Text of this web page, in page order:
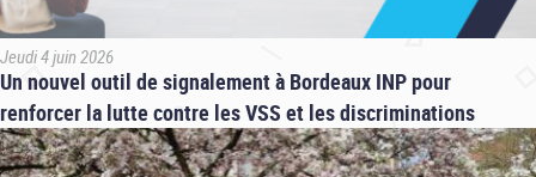
Jeudi 4 juin 2026
Un nouvel outil de signalement à Bordeaux INP pour
renforcer la lutte contre les VSS et les discriminations